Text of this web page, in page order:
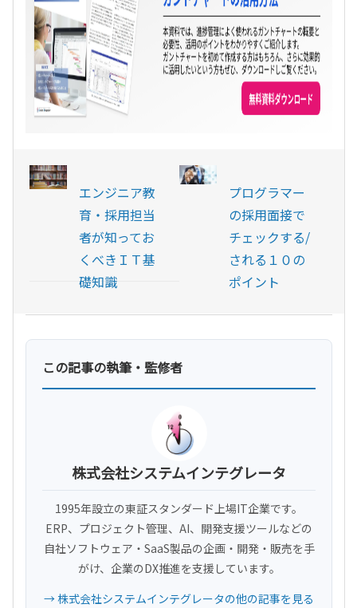
エンジニア教
育・採用担当
者が知ってお
くべきＩＴ基
礎知識
プログラマー
の採用面接で
チェックする/
される１０の
ポイント
この記事の執筆・監修者
株式会社システムインテグレータ
1995年設立の東証スタンダード上場IT企業です。
ERP、プロジェクト管理、AI、開発支援ツールなどの
自社ソフトウェア・SaaS製品の企画・開発・販売を手
がけ、企業のDX推進を支援しています。
→ 株式会社システムインテグレータの他の記事を見る